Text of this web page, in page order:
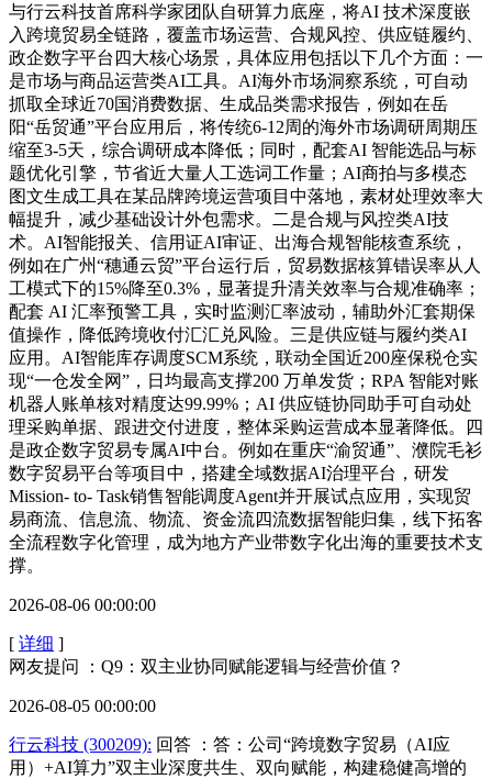
与行云科技首席科学家团队自研算力底座，将AI 技术深度嵌
入跨境贸易全链路，覆盖市场运营、合规风控、供应链履约、
政企数字平台四大核心场景，具体应用包括以下几个方面：一
是市场与商品运营类AI工具。AI海外市场洞察系统，可自动
抓取全球近70国消费数据、生成品类需求报告，例如在岳
阳“岳贸通”平台应用后，将传统6-12周的海外市场调研周期压
缩至3-5天，综合调研成本降低；同时，配套AI 智能选品与标
题优化引擎，节省近大量人工选词工作量；AI商拍与多模态
图文生成工具在某品牌跨境运营项目中落地，素材处理效率大
幅提升，减少基础设计外包需求。二是合规与风控类AI技
术。AI智能报关、信用证AI审证、出海合规智能核查系统，
例如在广州“穗通云贸”平台运行后，贸易数据核算错误率从人
工模式下的15%降至0.3%，显著提升清关效率与合规准确率；
配套 AI 汇率预警工具，实时监测汇率波动，辅助外汇套期保
值操作，降低跨境收付汇汇兑风险。三是供应链与履约类AI
应用。AI智能库存调度SCM系统，联动全国近200座保税仓实
现“一仓发全网”，日均最高支撑200 万单发货；RPA 智能对账
机器人账单核对精度达99.99%；AI 供应链协同助手可自动处
理采购单据、跟进交付进度，整体采购运营成本显著降低。四
是政企数字贸易专属AI中台。例如在重庆“渝贸通”、濮院毛衫
数字贸易平台等项目中，搭建全域数据AI治理平台，研发
Mission‑ to‑ Task销售智能调度Agent并开展试点应用，实现贸
易商流、信息流、物流、资金流四流数据智能归集，线下拓客
全流程数字化管理，成为地方产业带数字化出海的重要技术支
撑。
2026-08-06 00:00:00
[ 详细 ]
网友提问 ：Q9：双主业协同赋能逻辑与经营价值？
2026-08-05 00:00:00
行云科技 (300209): 回答 ：答：公司“跨境数字贸易（AI应
用）+AI算力”双主业深度共生、双向赋能，构建稳健高增的